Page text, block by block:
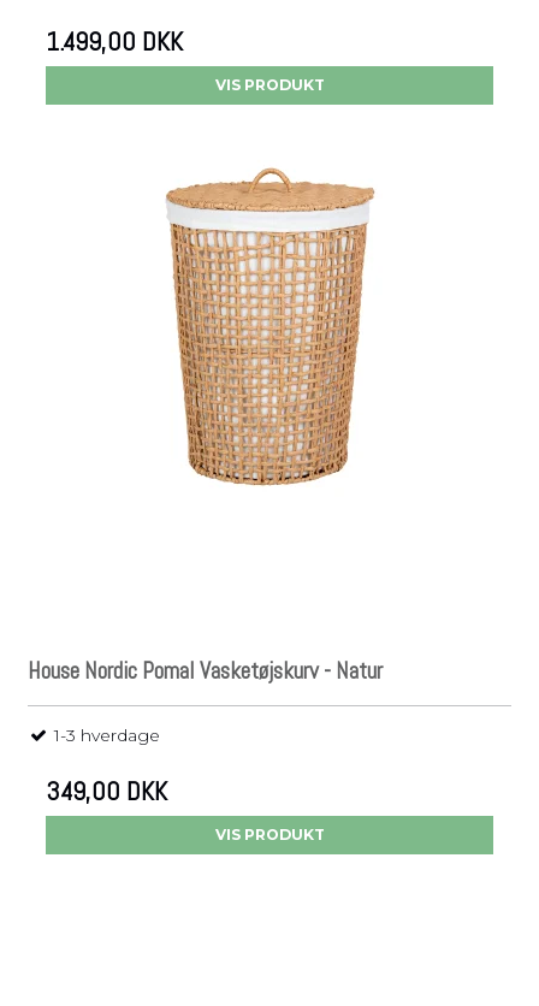
1.499,00 DKK
VIS PRODUKT
House Nordic Pomal Vasketøjskurv - Natur
1-3 hverdage
349,00 DKK
VIS PRODUKT